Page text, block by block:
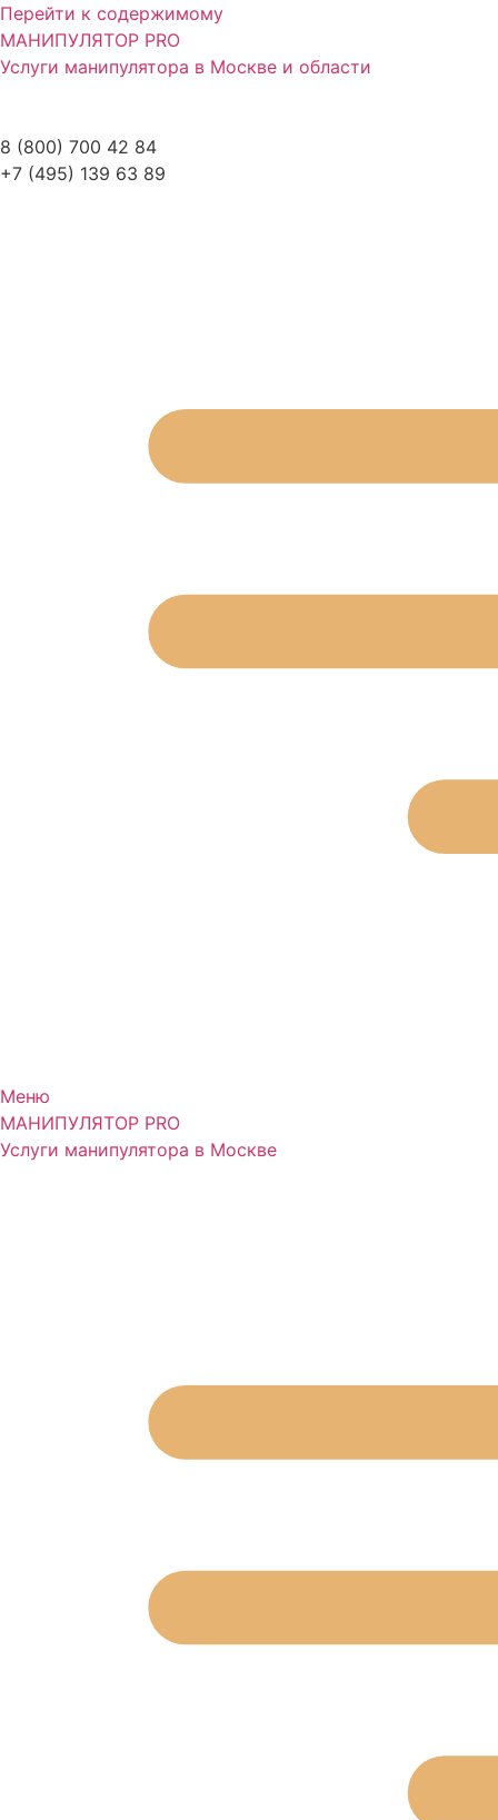
Перейти к содержимому
МАНИПУЛЯТОР PRO
Услуги манипулятора в Москве и области
8 (800) 700 42 84
+7 (495) 139 63 89
Меню
МАНИПУЛЯТОР PRO
Услуги манипулятора в Москве